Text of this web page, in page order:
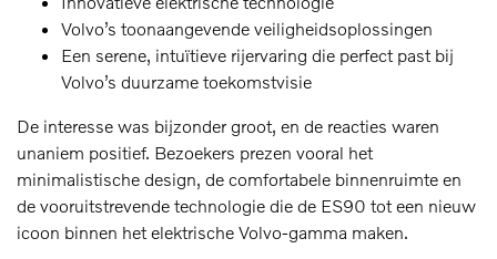
Volvo’s toonaangevende veiligheidsoplossingen
Een serene, intuïtieve rijervaring die perfect past bij
Volvo’s duurzame toekomstvisie
De interesse was bijzonder groot, en de reacties waren
unaniem positief. Bezoekers prezen vooral het
minimalistische design, de comfortabele binnenruimte en
de vooruitstrevende technologie die de ES90 tot een nieuw
icoon binnen het elektrische Volvo‑gamma maken.